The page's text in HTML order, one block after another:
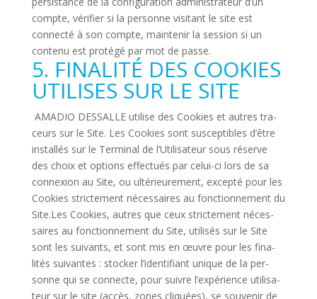
compte, véri­fier si la per­sonne visi­tant le site est
connecté à son compte, main­tenir la ses­sion si un
contenu est pro­tégé par mot de passe.
5. FINALITÉ DES COOKIES
UTILISES SUR LE SITE
AMADIO DESSALLE uti­lise des Cookies et autres tra­
ceurs sur le Site. Les Cookies sont sus­cep­tibles d’être
ins­tallés sur le Ter­minal de l’Utilisateur sous réserve
des choix et options effec­tués par celui-ci lors de sa
connexion au Site, ou ulté­rieu­re­ment, excepté pour les
Cookies stric­te­ment néces­saires au fonc­tion­ne­ment du
Site.Les Cookies, autres que ceux stric­te­ment néces­
saires au fonc­tion­ne­ment du Site, uti­lisés sur le Site
sont les sui­vants, et sont mis en œuvre pour les fina­
lités sui­vantes : sto­cker l’identifiant unique de la per­
sonne qui se connecte, pour suivre l’expérience uti­li­sa­
teur sur le site (accès, zones cli­quées), se sou­venir de